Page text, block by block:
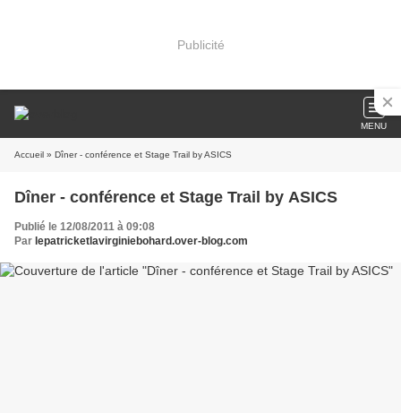
Publicité
MENU
Accueil » Dîner - conférence et Stage Trail by ASICS
Dîner - conférence et Stage Trail by ASICS
Publié le 12/08/2011 à 09:08
Par lepatricketlavirginiebohard.over-blog.com